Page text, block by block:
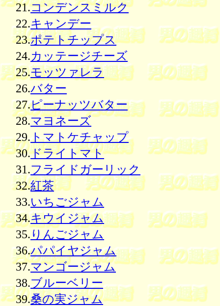
21.コンデンスミルク
22.キャンデー
23.ポテトチップス
24.カッテージチーズ
25.モッツァレラ
26.バター
27.ピーナッツバター
28.マヨネーズ
29.トマトケチャップ
30.ドライトマト
31.フライドガーリック
32.紅茶
33.いちごジャム
34.キウイジャム
35. りんごジャム
36.パパイヤジャム
37.マンゴージャム
38.ブルーベリー
39.桑の実ジャム